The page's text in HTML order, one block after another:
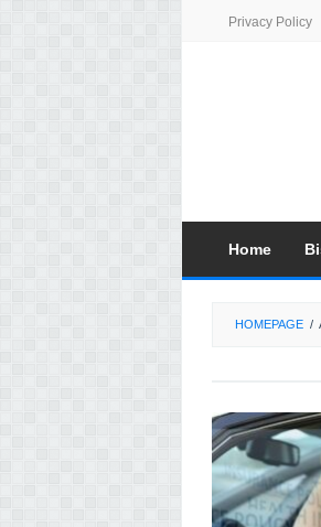
Privacy Policy
Home
HOMEPAGE /